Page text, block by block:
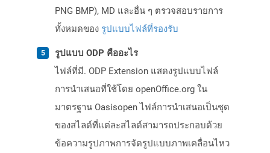
PNG BMP), MD และอื่น ๆ ตรวจสอบรายการ
ทั้งหมดของ รูปแบบไฟล์ที่รองรับ
รูปแบบ ODP คืออะไร
ไฟล์ที่มี. ODP Extension แสดงรูปแบบไฟล์
การนำเสนอที่ใช้โดย openOffice.org ใน
มาตรฐาน Oasisopen ไฟล์การนำเสนอเป็นชุด
ของสไลด์ที่แต่ละสไลด์สามารถประกอบด้วย
ข้อความรูปภาพการจัดรูปแบบภาพเคลื่อนไหว